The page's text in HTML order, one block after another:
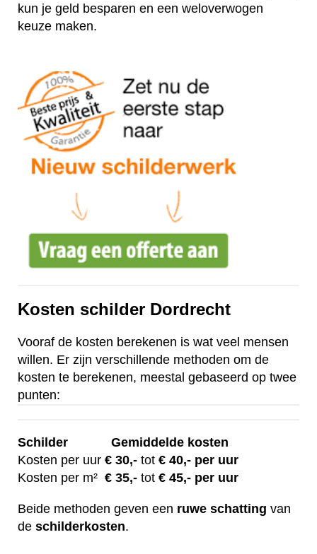
kun je geld besparen en een weloverwogen
keuze maken.
Kosten schilder Dordrecht
Vooraf de kosten berekenen is wat veel mensen
willen. Er zijn verschillende methoden om de
kosten te berekenen, meestal gebaseerd op twee
punten:
Schilder
Gemiddelde kosten
Kosten per uur € 30,- tot € 40,- per uur
Kosten per m² € 35,- tot € 45,- per uur
Beide methoden geven een ruwe schatting van
de schilderkosten.